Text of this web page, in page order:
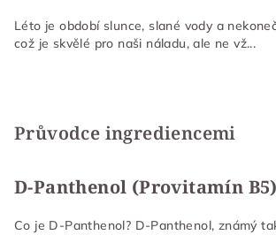
Léto je období slunce, slané vody a
což je skvělé pro naši náladu, ale ne vž...
Průvodce ingrediencemi
D-Panthenol (Provitamín B5)
Co je D-Panthenol? D-Panthenol, známý